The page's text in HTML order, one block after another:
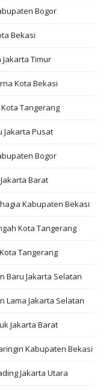
Bogor
Bekasi
Jakarta Timur
Kota Bekasi
Kota Tangerang
Jakarta Pusat
Bogor
Barat
Kabupaten Bekasi
Kota Tangerang
Tangerang
Baru Jakarta Selatan
Lama Jakarta Selatan
Jakarta Barat
Kabupaten Bekasi
Jakarta Utara